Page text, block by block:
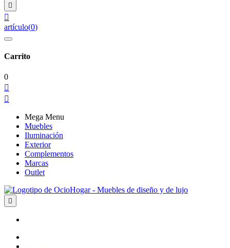


artículo(0)
Carrito
0


Mega Menu
Muebles
Iluminación
Exterior
Complementos
Marcas
Outlet
